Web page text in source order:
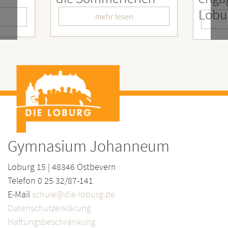
LoburgerInnen
mehr lesen
–
Gymnasium Johanneum
Loburg 15 | 48346 Ostbevern
Telefon 0 25 32/87-141
E-Mail schule@die-loburg.de
Datenschutzerklärung
Haftungsbeschränkung